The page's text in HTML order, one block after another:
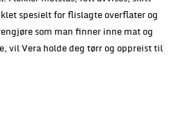
spesielt for flislagte overflater og
som man finner inne mat og
vil Vera holde deg tørr og oppreist til